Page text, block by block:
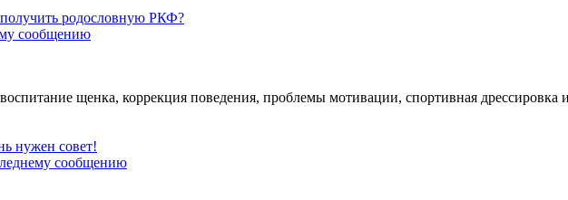
родословную РКФ?
сообщению
щенка, коррекция поведения, проблемы мотивации, спортивная дрессировка
нужен совет!
сообщению